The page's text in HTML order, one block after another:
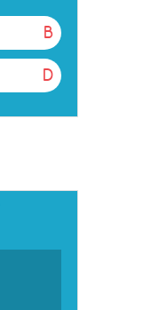
B
D